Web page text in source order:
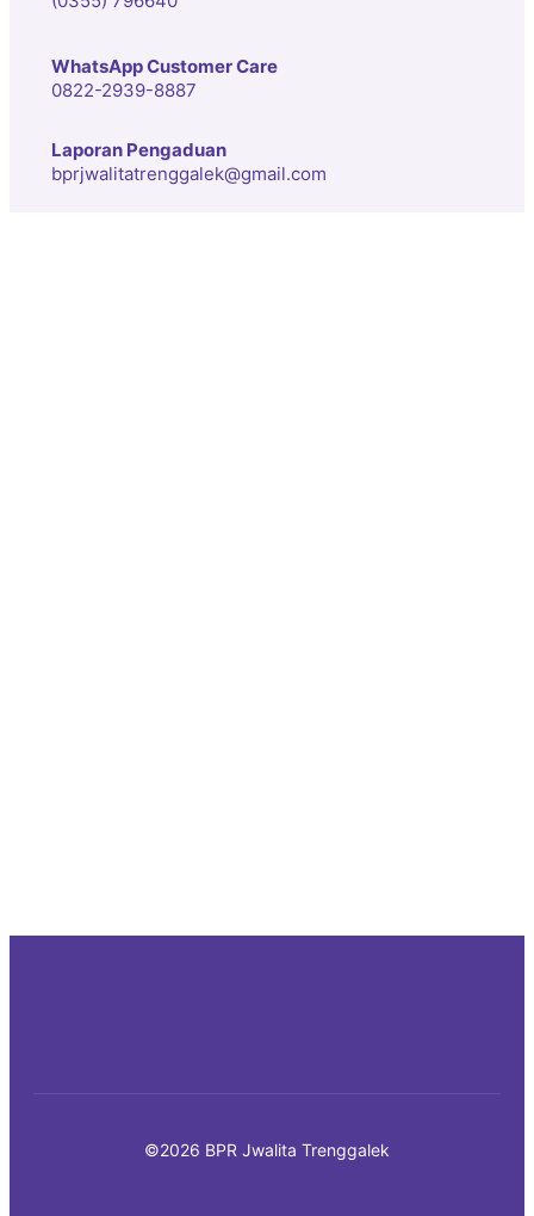
WhatsApp Customer Care
0822-2939-8887
Laporan Pengaduan
bprjwalitatrenggalek@gmail.com
©2026 BPR Jwalita Trenggalek